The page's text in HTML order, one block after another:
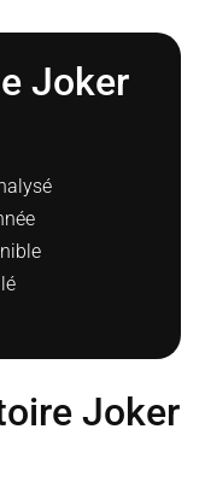
Joker
Joker